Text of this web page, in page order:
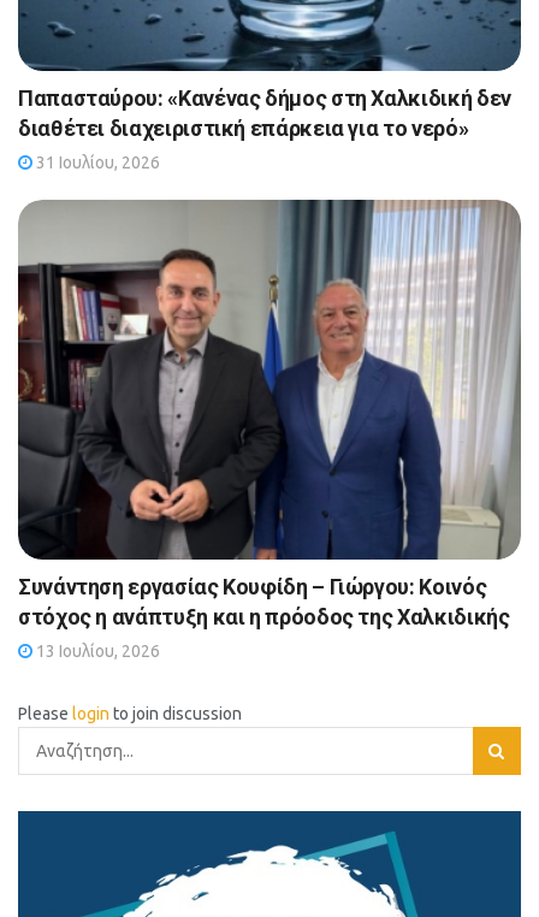
Παπασταύρου: «Κανένας δήμος στη Χαλκιδική δεν
διαθέτει διαχειριστική επάρκεια για το νερό»
31 Ιουλίου, 2026
Συνάντηση εργασίας Κουφίδη – Γιώργου: Κοινός
στόχος η ανάπτυξη και η πρόοδος της Χαλκιδικής
13 Ιουλίου, 2026
Please login to join discussion